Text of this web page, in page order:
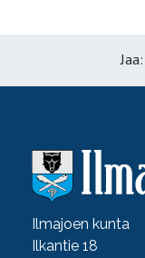
Jaa:
Ilmajoen kunta
Ilkantie 18